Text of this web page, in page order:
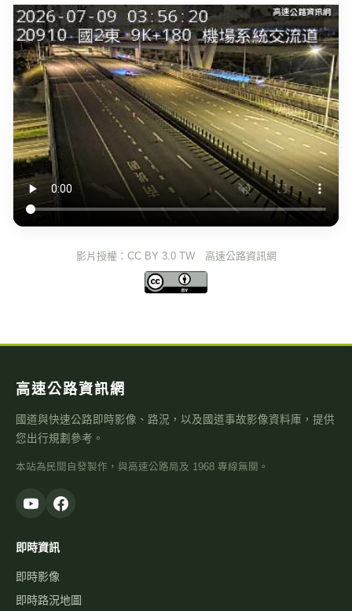
影片授權：CC BY 3.0 TW 高速公路資訊網
高速公路資訊網
國道與快速公路即時影像、路況，以及國道事故影像資料庫，提供
您出行規劃參考。
本站為民間自發製作，與高速公路局及 1968 專線無關。
即時資訊
即時影像
即時路況地圖